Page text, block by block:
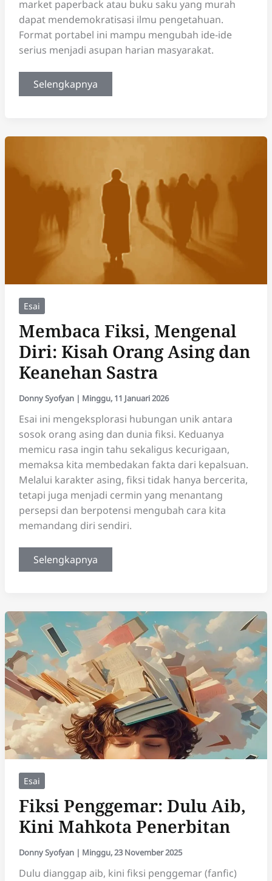
market paperback atau buku saku yang murah
dapat mendemokratisasi ilmu pengetahuan.
Format portabel ini mampu mengubah ide-ide
serius menjadi asupan harian masyarakat.
Dapatkah
Buku
Fiksi?
Selengkapnya
Esai
Membaca Fiksi, Mengenal
Diri: Kisah Orang Asing dan
Keanehan Sastra
Donny Syofyan | Minggu, 11 Januari 2026
Esai ini mengeksplorasi hubungan unik antara
sosok orang asing dan dunia fiksi. Keduanya
memicu rasa ingin tahu sekaligus kecurigaan,
memaksa kita membedakan fakta dari kepalsuan.
Melalui karakter asing, fiksi tidak hanya bercerita,
tetapi juga menjadi cermin yang menantang
persepsi dan berpotensi mengubah cara kita
memandang diri sendiri.
Membaca
Fiksi,
Asing
dan
Keanehan
Sastra
Selengkapnya
Esai
Fiksi Penggemar: Dulu Aib,
Kini Mahkota Penerbitan
Donny Syofyan | Minggu, 23 November 2025
Dulu dianggap aib, kini fiksi penggemar (fanfic)